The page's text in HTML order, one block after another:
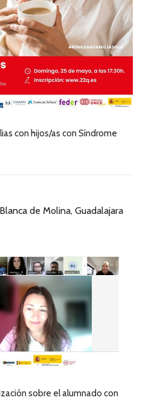
con hijos/as con Síndrome
de Molina, Guadalajara
sobre el alumnado con